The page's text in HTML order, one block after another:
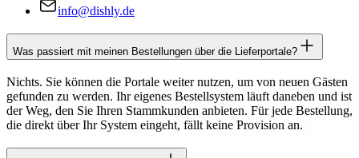
info@dishly.de
Was passiert mit meinen Bestellungen über die Lieferportale?
Nichts. Sie können die Portale weiter nutzen, um von neuen Gästen
gefunden zu werden. Ihr eigenes Bestellsystem läuft daneben und ist
der Weg, den Sie Ihren Stammkunden anbieten. Für jede Bestellung,
die direkt über Ihr System eingeht, fällt keine Provision an.